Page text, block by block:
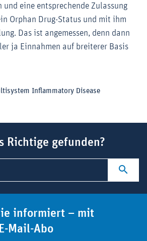
und eine entsprechende Zulassung
Orphan Drug-Status und mit ihm
Das ist angemessen, denn dann
ja Einnahmen auf breiterer Basis
Inflammatory Disease
Richtige gefunden?
informiert – mit
Mail-Abo